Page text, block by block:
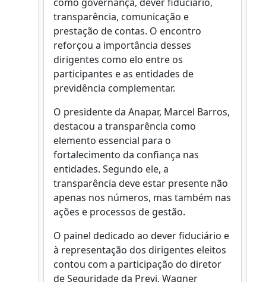
transparência, comunicação e
prestação de contas. O encontro
reforçou a importância desses
dirigentes como elo entre os
participantes e as entidades de
previdência complementar.
O presidente da Anapar, Marcel Barros,
destacou a transparência como
elemento essencial para o
fortalecimento da confiança nas
entidades. Segundo ele, a
transparência deve estar presente não
apenas nos números, mas também nas
ações e processos de gestão.
O painel dedicado ao dever fiduciário e
à representação dos dirigentes eleitos
contou com a participação do diretor
de Seguridade da Previ, Wagner